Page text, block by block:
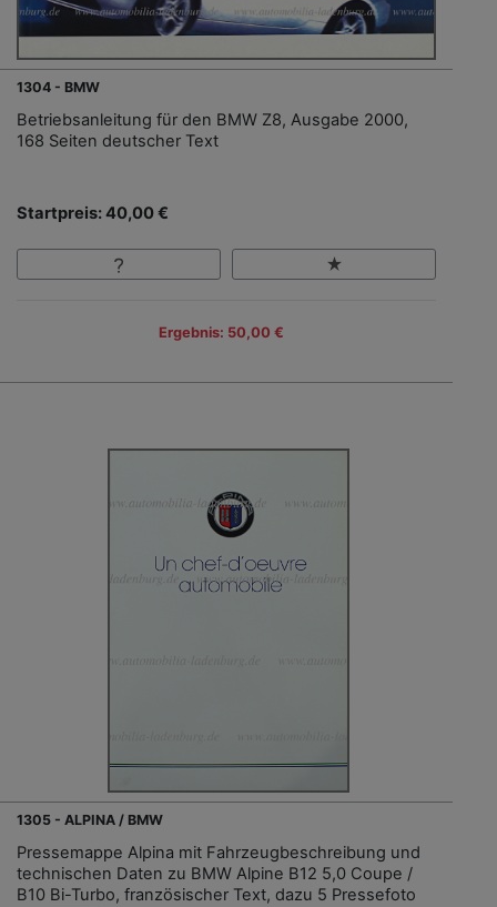
1304 - BMW
Betriebsanleitung für den BMW Z8, Ausgabe 2000,
168 Seiten deutscher Text
Startpreis: 40,00 €
Ergebnis: 50,00 €
1305 - ALPINA / BMW
Pressemappe Alpina mit Fahrzeugbeschreibung und
technischen Daten zu BMW Alpine B12 5,0 Coupe /
B10 Bi-Turbo, französischer Text, dazu 5 Pressefoto